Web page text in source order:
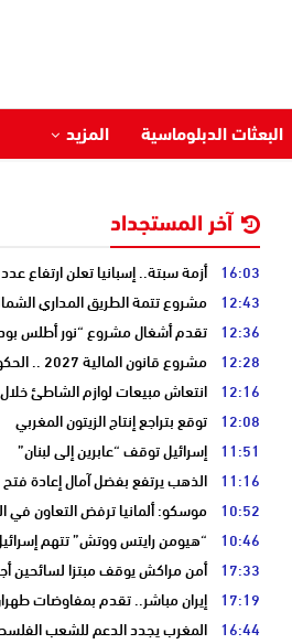
البعثات الدبلوماسية المزيد
آخر المستجداد
16:03 أزمة سبتة.. إسبانيا تعلن ارتفاع عدد
12:43 مشروع تتمة الطريق المداري
12:36 تقدم أشغال مشروع “نور أطلس بودنيب” بالرشيدية..
12:28 مشروع قانون المالية 2027 .. الحكومة تحدد أولويات المرحلة المقبلة
12:16 انتعاش مبيعات لوازم الشاطئ
12:08 توقع بتراجع إنتاج الزيتون المغربي
11:51 إسرائيل توقف “عابرين إلى لبنان”
11:16 الذهب يرتفع بفضل آمال إعادة
10:52 موسكو: ألمانيا ترفض التعاون في
10:46 “هيومن رايتس ووتش” تتهم
17:33 أمن مراكش يوقف مبتزا لسائحين
17:19 إيران مباشر.. تقدم بمفاوضات
16:44 المغرب يجدد الدعم للشعب